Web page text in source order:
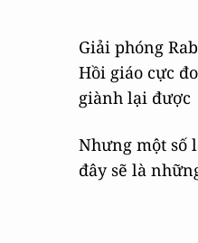
Giải phóng
Hồi giáo cực
giành lại được
Nhưng một số
đây sẽ là